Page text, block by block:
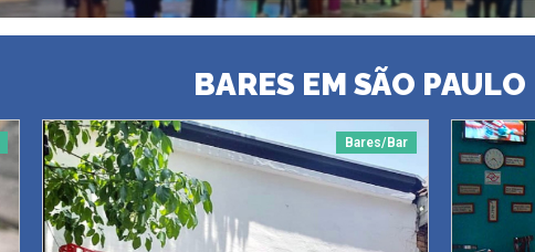
BARES EM SÃO PAULO
Bares/Bar